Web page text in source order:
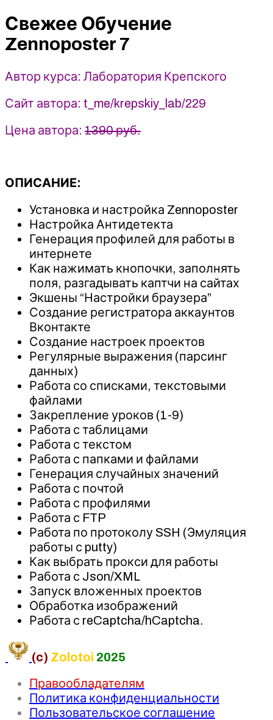
-
2023
-
Крепского
Свежее Обучение
Zennoposter 7
Автор курса: Лаборатория Крепского
Сайт автора: t_me/krepskiy_lab/229
Цена автора: 1390 руб.
ОПИСАНИЕ:
Установка и настройка Zennoposter
Настройка Антидетекта
Генерация профилей для работы в
интернете
Как нажимать кнопочки, заполнять
поля, разгадывать каптчи на сайтах
Экшены “Настройки браузера”
Создание регистратора аккаунтов
Вконтакте
Создание настроек проектов
Регулярные выражения (парсинг
данных)
Работа со списками, текстовыми
файлами
Закрепление уроков (1-9)
Работа с таблицами
Работа с текстом
Работа с папками и файлами
Генерация случайных значений
Работа с почтой
Работа с профилями
Работа с FTP
Работа по протоколу SSH (Эмуляция
работы с putty)
Как выбрать прокси для работы
Работа с Json/XML
Запуск вложенных проектов
Обработка изображений
Работа с reCaptcha/hCaptcha.
(c) Zolotoi 2025
Правообладателям
Политика конфиденциальности
Пользовательское соглашение